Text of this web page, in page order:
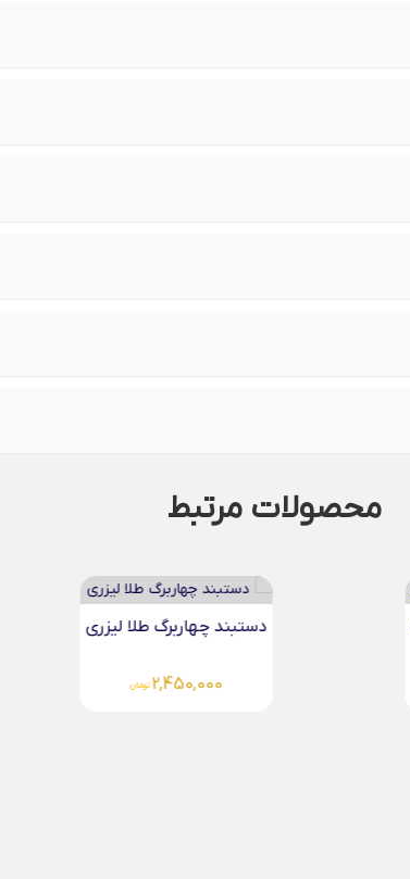
محصولات مرتبط
آویز شبدر طلا لیزری
4,083,000 تومان